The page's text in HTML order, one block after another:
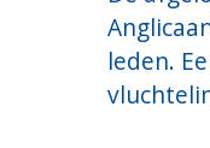
leden.